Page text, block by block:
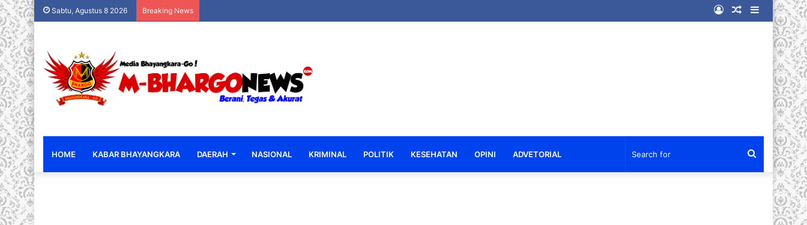
Sabtu, Agustus 8 2026 Breaking News Sidebar
Random
Log
HOME KABAR BHAYANGKARA DAERAH NASIONAL KRIMINAL POLITIK KESEHATAN OPINI ADVETORIAL Search